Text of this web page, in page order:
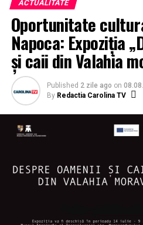
ACTUALITATE
Oportunitate
Napoca: Expoziția
și caii din Valahia
Published 2 zile ago on
By Redactia Carolina TV